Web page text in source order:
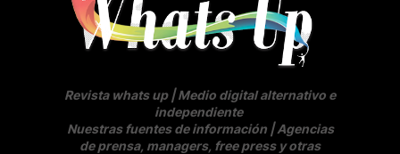
Revista whats up | Medio digital alternativo e
independiente
Nuestras fuentes de información | Agencias
de prensa, managers, free press y otras